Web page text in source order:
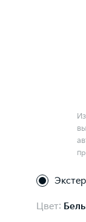
Цвет: